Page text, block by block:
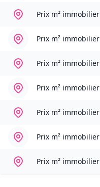
Prix m² immobilier
Prix m² immobilier
Prix m² immobilier
Prix m² immobilier
Prix m² immobilier
Prix m² immobilier
Prix m² immobilier